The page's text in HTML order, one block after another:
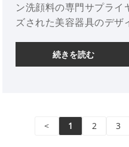
ン洗顔料の専門サプライ
ズされた美容器具のデザ
ご協力をよろしくお願い
続きを読む
< 1 2 3